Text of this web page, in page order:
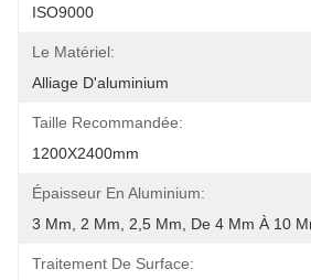
ISO9000
Le Matériel:
Alliage D'aluminium
Taille Recommandée:
1200X2400mm
Épaisseur En Aluminium:
3 Mm, 2 Mm, 2,5 Mm, De 4 Mm À 10
Traitement De Surface: